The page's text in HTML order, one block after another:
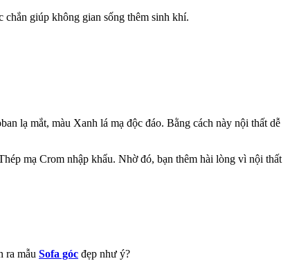
chắn giúp không gian sống thêm sinh khí.
lạ mắt, màu Xanh lá mạ độc đáo. Bằng cách này nội thất dễ
mạ Crom nhập khẩu. Nhờ đó, bạn thêm hài lòng vì nội thất
ra mẫu Sofa góc đẹp như ý?